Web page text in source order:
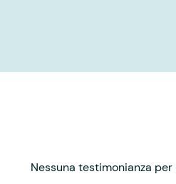
Nessuna testimonianza